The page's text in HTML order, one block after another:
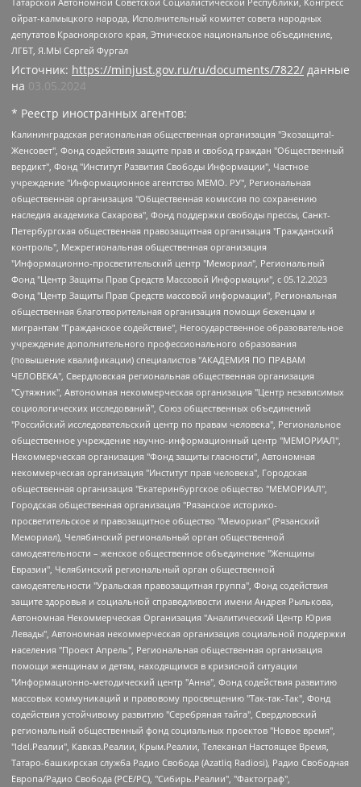
ойрат-калмыцкого народа, Исполнительный комитет совета народных
депутатов Красноярского края, Этническое национальное объединение,
ЛГБТ, Я.МЫ Сергей Фургал
Источник: https://minjust.gov.ru/ru/documents/7822/ данные
на 03.05.2024
* Реестр иностранных агентов:
Калининградская региональная общественная организация "Экозащита!-Женсовет", Фонд содействия защите прав и свобод граждан "Общественный вердикт", Фонд "Институт Развития Свободы Информации", Частное учреждение "Информационное агентство МЕМО. РУ", Региональная общественная организация "Общественная комиссия по сохранению наследия академика Сахарова", Фонд поддержки свободы прессы, Санкт-Петербургская общественная правозащитная организация "Гражданский контроль", Межрегиональная общественная организация "Информационно-просветительский центр "Мемориал", Региональный Фонд "Центр Защиты Прав Средств Массовой Информации", с 05.12.2023 Фонд "Центр Защиты Прав Средств массовой информации", Региональная общественная благотворительная организация помощи беженцам и мигрантам "Гражданское содействие", Негосударственное образовательное учреждение дополнительного профессионального образования (повышение квалификации) специалистов "АКАДЕМИЯ ПО ПРАВАМ ЧЕЛОВЕКА", Свердловская региональная общественная организация "Сутяжник", Автономная некоммерческая организация "Центр независимых социологических исследований", Союз общественных объединений "Российский исследовательский центр по правам человека", Региональное общественное учреждение научно-информационный центр "МЕМОРИАЛ", Некоммерческая организация "Фонд защиты гласности", Автономная некоммерческая организация "Институт прав человека", Городская общественная организация "Екатеринбургское общество "МЕМОРИАЛ", Городская общественная организация "Рязанское историко-просветительское и правозащитное общество "Мемориал" (Рязанский Мемориал), Челябинский региональный орган общественной самодеятельности – женское общественное объединение "Женщины Евразии", Челябинский региональный орган общественной самодеятельности "Уральская правозащитная группа", Фонд содействия защите здоровья и социальной справедливости имени Андрея Рылькова, Автономная Некоммерческая Организация "Аналитический Центр Юрия Левады", Автономная некоммерческая организация социальной поддержки населения "Проект Апрель", Региональная общественная организация помощи женщинам и детям, находящимся в кризисной ситуации "Информационно-методический центр "Анна", Фонд содействия развитию массовых коммуникаций и правовому просвещению "Так-так-Так", Фонд содействия устойчивому развитию "Серебряная тайга", Свердловский региональный общественный фонд социальных проектов "Новое время", "Idel.Реалии", Кавказ.Реалии, Крым.Реалии, Телеканал Настоящее Время, Татаро-башкирская служба Радио Свобода (Azatliq Radiosi), Радио Свободная Европа/Радио Свобода (PCE/PC), "Сибирь.Реалии", "Фактограф", Благотворительный фонд помощи осужденным и их семьям, Автономная некоммерческая организация "Институт глобализации и социальных движений", Фонд "В защиту прав заключенных", Частное учреждение "Центр поддержки и содействия развитию средств массовой информации", Пензенский региональный общественный благотворительный фонд "Гражданский союз", "Север.Реалии", Некоммерческая организация Фонд "Правовая инициатива", Общество с ограниченной ответственностью "Радио Свободная Европа/Радио Свобода", Чешское информационное агентство "MEDIUM-ORIENT", Красноярская региональная общественная организация "Мы против СПИДа", Камалягин Денис Николаевич, Маркелов Сергей Евгеньевич, Пономарев Лев Александрович, Савицкая Людмила Алексеевна, Автономная некоммерческая организация "Центр по работе с проблемой насилия "НАСИЛИЮ.НЕТ", Межрегиональный профессиональный союз работников здравоохранения "Альянс врачей", Юридическое лицо, зарегистрированное в Латвийской Республике, SIA "Medusa Project" (регистрационный номер 40103797863, дата регистрации 10.06.2014), Некоммерческая организация "Фонд по борьбе с коррупцией", Автономная некоммерческая организация "Институт права и публичной политики", Баданин Роман Сергеевич, Гликин Максим Александрович, Железнова Мария Михайловна, Лукьянова Юлия Сергеевна, Маетная Елизавета Витальевна, Маняхин Петр Борисович, Чуракова Ольга Владимировна, Ярош Юлия Петровна, Юридическое лицо "The Insider SIA", зарегистрированное в Риге, Латвийская Республика (дата регистрации 26.06.2015), являющееся администратором доменного имени интернет-издания "The Insider SIA", https://theins.ru, Постернак Алексей Евгеньевич, Рубин Михаил Аркадьевич, Анин Роман Александрович, Юридическое лицо Istories fonds, зарегистрированное в Латвийской Республике (регистрационный номер 50008295751, дата регистрации 24.02.2020), Великовский Дмитрий Александрович, Долинина Ирина Николаевна, Мароховская Алеся Алексеевна, Шлейнов Роман Юрьевич, Шмагун Олеся Валентиновна, Общество с ограниченной ответственностью "Альтаир 2021", Общество с ограниченной ответственностью "Вега 2021", Общество с ограниченной ответственностью "Главный редактор 2021", Общество с ограниченной ответственностью "Ромашки монолит", Важенков Артем Валерьевич, Ивановская областная общественная организация "Центр гендерных исследований", Гурман Юрий Альбертович, Медиапроект "ОВД-Инфо", Егоров Владимир Владимирович, Жилинский Владимир Александрович, Общество с ограниченной ответственностью "ЗП", Иванова София Юрьевна, Карезина Инна Павловна, Кильтау Екатерина Викторовна, Петров Алексей Викторович, Пискунов Сергей Евгеньевич, Смирнов Сергей Сергеевич, Тихонов Михаил Сергеевич, Общество с ограниченной ответственностью "ЖУРНАЛИСТ-ИНОСТРАННЫЙ АГЕНТ", Арапова Галина Юрьевна, Вольтская Татьяна Анатольевна, Американская компания "Mason G.E.S. Anonymous Foundation" (США), являющаяся владельцем интернет-издания https://mnews.world/, Компания "Stichting Bellingcat", зарегистрированная в Нидерландах (дата регистрации 11.07.2018), Захаров Андрей Вячеславович, Клепиковская Екатерина Дмитриевна, Общество с ограниченной ответственностью "МЕМО", Перл Роман Александрович, Симонов Евгений Алексеевич, Соловьева Елена Анатольевна, Сотников Даниил Владимирович, Сурначева Елизавета Дмитриевна, Автономная некоммерческая организация по защите прав человека и информированию населения "Якутия – Наше Мнение", Общество с ограниченной ответственностью "Москоу диджитал медиа", с 26.01.2023 Общество с ограниченной ответственностью "Чайка Белые сады", Ветошкина Валерия Валерьевна, Заговора Максим Александрович, Межрегиональное общественное движение "Российская ЛГБТ - сеть", Оленичев Максим Владимирович, Павлов Иван Юрьевич, Скворцова Елена Сергеевна, Общество с ограниченной ответственностью "Как бы инагент", Кочетков Игорь Викторович, Общество с ограниченной ответственностью "Честные выборы", Еланчик Олег Александрович, Общество с ограниченной ответственностью "Нобелевский призыв", Гималова Регина Эмилевна, Григорьев Андрей Валерьевич, Григорьева Алина Александровна, Ассоциация по содействию защите прав призывников, альтернативнослужащих и военнослужащих "Правозащитная группа "Гражданин.Армия.Право", Хисамова Регина Фаритовна, Автономная некоммерческая организация по реализации социально-правовых программ "Лилит", Дальневосточное общественное движение "Маяк", Санкт-Петербургская ЛГБТ-инициативная группа "Выход", Инициативная группа ЛГБТ+ "Реверс", Алексеев Андрей Викторович, Бекбулатова Таисия Львовна, Беляев Иван Михайлович, Владыкина Елена Сергеевна, Гельман Марат Александрович, Никульшина Вероника Юрьевна, Толоконникова Надежда Андреевна, Шендерович Виктор Анатольевич, Общество с ограниченной ответственностью "Данное сообщение", Общество с ограниченной ответственностью Издательский дом "Новая глава", Айнбиндер Александра Александровна, Московский комьюнити-центр для ЛГБТ+инициатив, Благотворительный фонд развития филантропии, Deutsche Welle (Германия, Kurt-Schumacher-Strasse 3, 53113 Bonn), Борзунова Мария Михайловна, Воробьев Виктор Викторович, Голубева Анна Львовна, Константинова Алла Михайловна, Малкова Ирина Владимировна, Мурадов Мурад Абдулгалимович, Осетинская Елизавета Николаевна, Понасенков Евгений Николаевич, Ганапольский Матвей Юрьевич, Киселев Евгений Алексеевич, Борухович Ирина Григорьевна, Дремин Иван Тимофеевич, Дубровский Дмитрий Викторович, Красноярская региональная общественная организация поддержки и развития альтернативных образовательных технологий и межкультурных коммуникаций "ИНТЕРРА", Маяковская Екатерина Алексеевна, Фейгин Марк Захарович, Филимонов Андрей Викторович, Дзугкоева Регина Николаевна, Доброхотов Роман Александрович, Дудь Юрий Александрович, Елкин Сергей Владимирович, Кругликов Кирилл Игоревич, Сабунаева Мария Леонидовна, Семенов Алексей Владимирович, Шаинян Карен Багратович, Шульман Екатерина Михайловна, Асафьев Артур Валерьевич, Вахштайн Виктор Семенович, Венедиктов Алексей Алексеевич, Лушникова Екатерина Евгеньевна, Волков Леонид Михайлович, Невзоров Александр Глебович, Пархоменко Сергей Борисович, Сироткин Ярослав Николаевич, Кара-Мурза Владимир Владимирович, Баранова Наталья Владимировна, Гозман Леонид Яковлевич, Кагарлицкий Борис Юльевич, Климарев Михаил Валерьевич, Милов Владимир Станиславович, Автономная некоммерческая организация Краснодарский центр современного искусства "Типография", Моргенштерн Алишер Тагирович, Соболь Любовь Эдуардовна, Общество с ограниченной ответственностью "ЛИЗА НОРМ", Каспаров Гарри Кимович, Ходорковский Михаил Борисович, Общество с ограниченной ответственностью "Апрельские тезисы", Данилович Ирина Брониславовна, Кашин Олег Владимирович, Петров Николай Владимирович, Пивоваров Алексей Владимирович, Соколов Михаил Владимирович, Цветкова Юлия Владимировна, Чичваркин Евгений Александрович, Комитет против пыток/Команда против пыток, Общество с ограниченной ответственностью "Первый научный", Общество с ограниченной ответственностью "Вертолет и ко", Белоцерковская Вероника Борисовна, Кац Максим Евгеньевич, Лазарева Татьяна Юрьевна, Шаведдинов Руслан Табризович, Яшин Илья Валерьевич, Общество с ограниченной ответственностью "Иноагент ААВ", Алешковский Дмитрий Петрович, Альбац Евгения Марковна, Быков Дмитрий Львович, Галямина Юлия Евгеньевна, Лойко Сергей Леонидович, Мартынов Кирилл Константинович, Медведев Сергей Александрович, Крашенинников Федор Геннадиевич, Гордеева Катерина Вл